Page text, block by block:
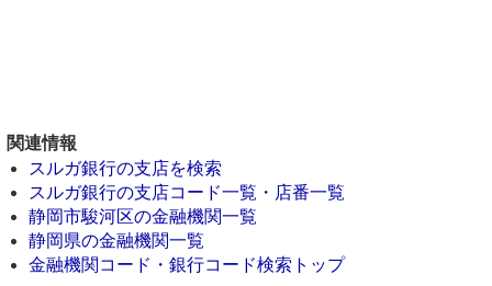
関連情報
スルガ銀行の支店を検索
スルガ銀行の支店コード一覧・店番一覧
静岡市駿河区の金融機関一覧
静岡県の金融機関一覧
金融機関コード・銀行コード検索トップ